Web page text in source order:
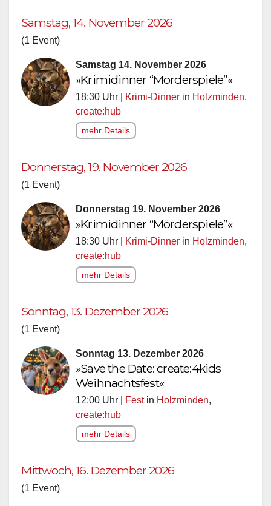
Samstag, 14. November 2026
(1 Event)
Samstag 14. November 2026
»Krimidinner “Mörderspiele”«
18:30 Uhr | Krimi-Dinner in Holzminden,
create:hub
mehr Details
Donnerstag, 19. November 2026
(1 Event)
Donnerstag 19. November 2026
»Krimidinner “Mörderspiele”«
18:30 Uhr | Krimi-Dinner in Holzminden,
create:hub
mehr Details
Sonntag, 13. Dezember 2026
(1 Event)
Sonntag 13. Dezember 2026
»Save the Date: create:4kids
Weihnachtsfest«
12:00 Uhr | Festin Holzminden,
create:hub
mehr Details
Mittwoch, 16. Dezember 2026
(1 Event)